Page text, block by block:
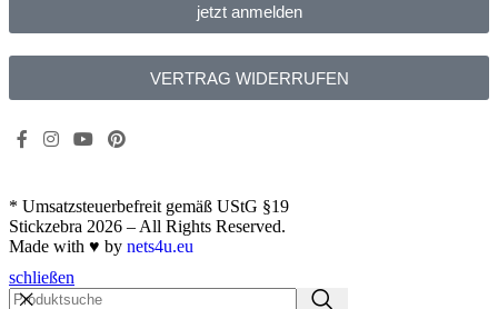
jetzt anmelden
VERTRAG WIDERRUFEN
* Umsatzsteuerbefreit gemäß UStG §19
Stickzebra 2026 – All Rights Reserved.
Made with ♥ by nets4u.eu
schließen